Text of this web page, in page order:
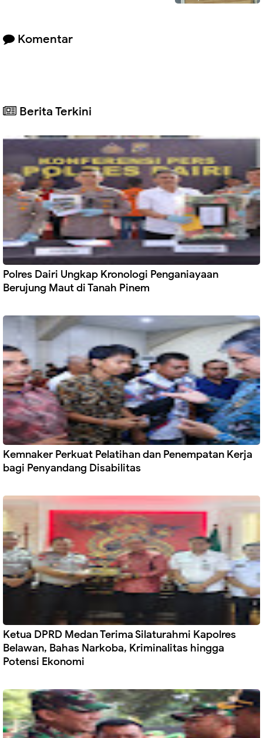
Komentar
Berita Terkini
Polres Dairi Ungkap Kronologi Penganiayaan
Berujung Maut di Tanah Pinem
Kemnaker Perkuat Pelatihan dan Penempatan Kerja
bagi Penyandang Disabilitas
Ketua DPRD Medan Terima Silaturahmi Kapolres
Belawan, Bahas Narkoba, Kriminalitas hingga
Potensi Ekonomi